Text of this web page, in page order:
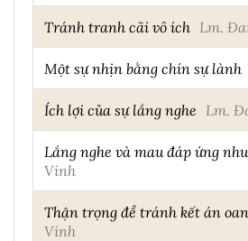
Tránh tranh cãi vô ích Lm.
Một sự nhịn bằng chín sự lành
Ích lợi của sự lắng nghe Lm.
Lắng nghe và mau đáp ứng
Vinh
Thận trọng để tránh kết án
Vinh